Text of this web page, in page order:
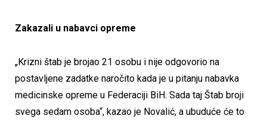
Zakazali u nabavci opreme
„Krizni štab je brojao 21 osobu i nije odgovorio na
postavljene zadatke naročito kada je u pitanju nabavka
medicinske opreme u Federaciji BiH. Sada taj Štab broji
svega sedam osoba“, kazao je Novalić, a ubuduće će to